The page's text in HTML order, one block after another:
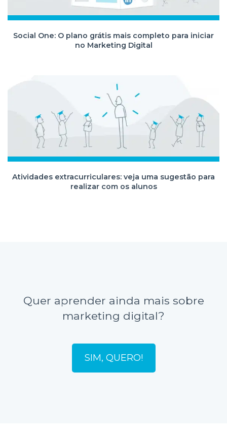
Social One: O plano grátis mais completo para iniciar
no Marketing Digital
Atividades extracurriculares: veja uma sugestão para
realizar com os alunos
Quer aprender ainda mais sobre
marketing digital?
SIM, QUERO!